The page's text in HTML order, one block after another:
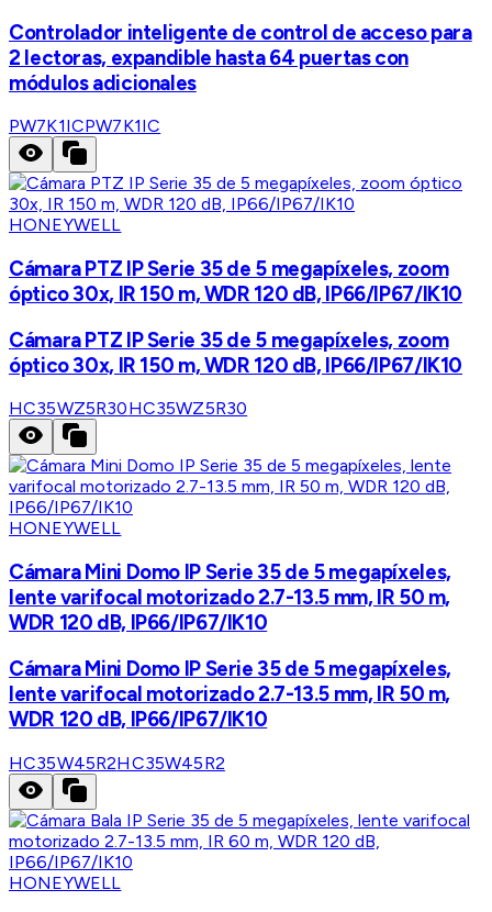
Controlador inteligente de control de acceso para
2 lectoras, expandible hasta 64 puertas con
módulos adicionales
PW7K1ICPW7K1IC
HONEYWELL
Cámara PTZ IP Serie 35 de 5 megapíxeles, zoom
óptico 30x, IR 150 m, WDR 120 dB, IP66/IP67/IK10
Cámara PTZ IP Serie 35 de 5 megapíxeles, zoom
óptico 30x, IR 150 m, WDR 120 dB, IP66/IP67/IK10
HC35WZ5R30HC35WZ5R30
HONEYWELL
Cámara Mini Domo IP Serie 35 de 5 megapíxeles,
lente varifocal motorizado 2.7-13.5 mm, IR 50 m,
WDR 120 dB, IP66/IP67/IK10
Cámara Mini Domo IP Serie 35 de 5 megapíxeles,
lente varifocal motorizado 2.7-13.5 mm, IR 50 m,
WDR 120 dB, IP66/IP67/IK10
HC35W45R2HC35W45R2
HONEYWELL